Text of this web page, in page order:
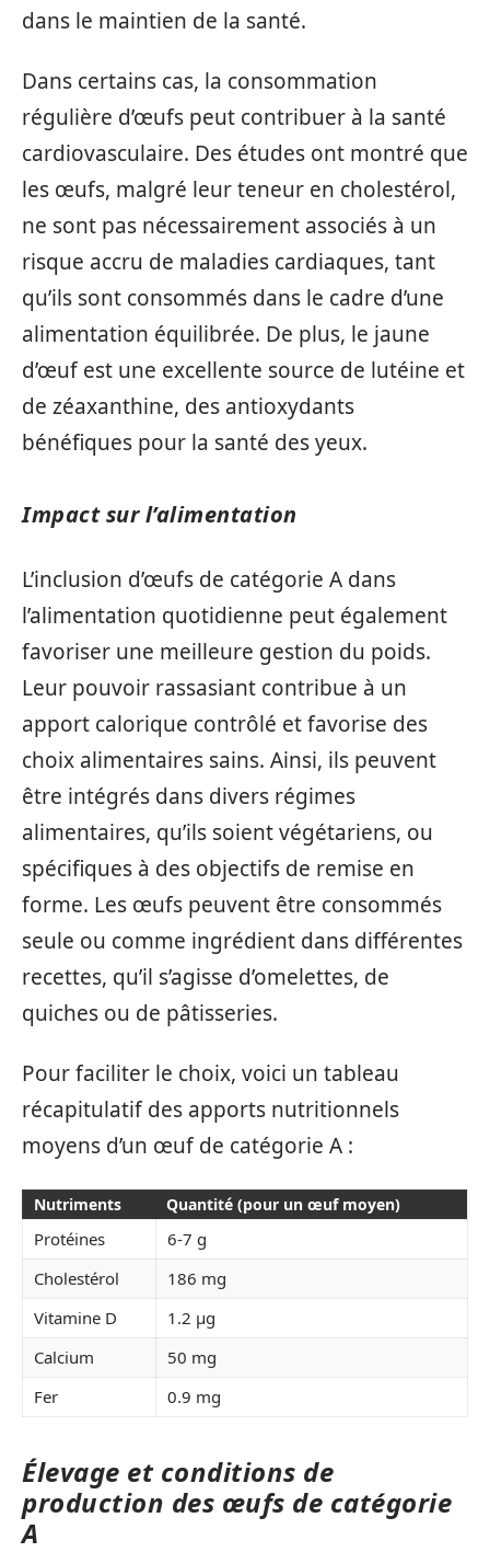
dans le maintien de la santé.
Dans certains cas, la consommation
régulière d’œufs peut contribuer à la santé
cardiovasculaire. Des études ont montré que
les œufs, malgré leur teneur en cholestérol,
ne sont pas nécessairement associés à un
risque accru de maladies cardiaques, tant
qu’ils sont consommés dans le cadre d’une
alimentation équilibrée. De plus, le jaune
d’œuf est une excellente source de lutéine et
de zéaxanthine, des antioxydants
bénéfiques pour la santé des yeux.
Impact sur l’alimentation
L’inclusion d’œufs de catégorie A dans
l’alimentation quotidienne peut également
favoriser une meilleure gestion du poids.
Leur pouvoir rassasiant contribue à un
apport calorique contrôlé et favorise des
choix alimentaires sains. Ainsi, ils peuvent
être intégrés dans divers régimes
alimentaires, qu’ils soient végétariens, ou
spécifiques à des objectifs de remise en
forme. Les œufs peuvent être consommés
seule ou comme ingrédient dans différentes
recettes, qu’il s’agisse d’omelettes, de
quiches ou de pâtisseries.
Pour faciliter le choix, voici un tableau
récapitulatif des apports nutritionnels
moyens d’un œuf de catégorie A :
Nutriments Quantité (pour un œuf moyen)
Protéines
6-7 g
Cholestérol
186 mg
Vitamine D
1.2 μg
Calcium
50 mg
Fer
0.9 mg
Élevage et conditions de
production des œufs de catégorie
A